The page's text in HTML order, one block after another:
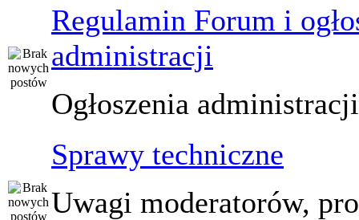
Regulamin Forum i
administracji
Ogłoszenia
Sprawy techniczne
Uwagi moderatorów,